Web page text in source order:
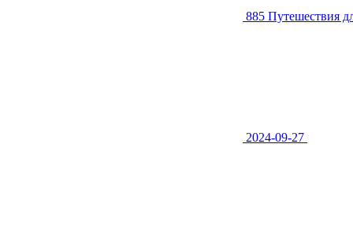
885 Путешествия
2024-09-27